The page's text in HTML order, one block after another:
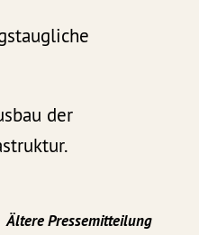
der
Ältere Pressemitteilung